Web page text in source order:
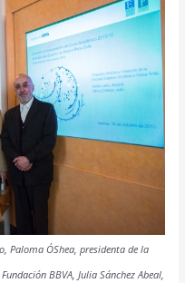
Paloma O´Shea, presidenta de la
BBVA, Julia Sánchez Abeal,